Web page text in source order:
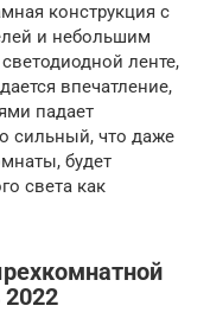
конструкция с
и небольшим
ленте,
впечатление,
падает
сильный, что даже
будет
света как